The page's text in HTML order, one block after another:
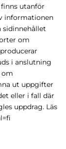
utanför
informationen
sidinnehållet
om
i anslutning
om
ut uppgifter
eller i fall där
uppdrag. Läs